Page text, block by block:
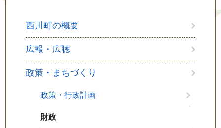
西川町の概要
広報・広聴
政策・まちづくり
政策・行政計画
財政